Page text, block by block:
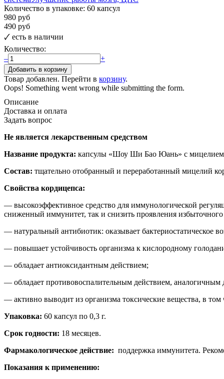
Количество в упаковке: 60 капсул
980 руб
490 руб
🗸 есть в наличии
Количество:
–
+
Товар добавлен. Перейти в корзину.
Oops! Something went wrong while submitting the form.
Описание
Доставка и оплата
Задать вопрос
Не является лекарственным средством
Название продукта: капсулы «Шоу Ши Бао Юань» с мицелием
Состав: тщательно отобранный и переработанный мицелий
Свойства кордицепса:
— высокоэффективное средство для иммунологической
сниженный иммунитет, так и снизить проявления
— натуральный антибиотик: оказывает бактериостатическое
— повышает устойчивость организма к кислородному
— обладает антиоксидантным действием;
— обладает противовоспалительным действием,
— активно выводит из организма токсические вещества, в
Упаковка: 60 капсул по 0,3 г.
Срок годности: 18 месяцев.
Фармакологическое действие: поддержка иммунитета.
Показания к применению: